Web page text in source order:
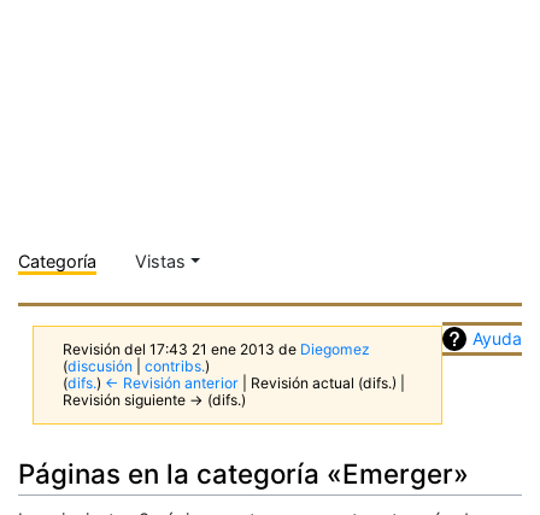
Categoría Vistas
Ayuda
Revisión del 17:43 21 ene 2013 de Diegomez
(discusión |contribs.)
(difs.) ← Revisión anterior | Revisión actual (difs.) |
Revisión siguiente → (difs.)
Páginas en la categoría «Emerger»